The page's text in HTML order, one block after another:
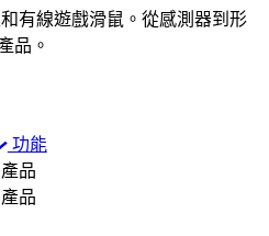
有線遊戲滑鼠。從感測器到形
品。
功能
品
品